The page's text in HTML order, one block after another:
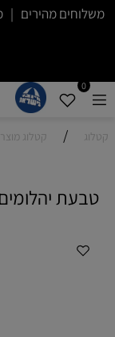
0
קטלוג / קטלוג
טבעת